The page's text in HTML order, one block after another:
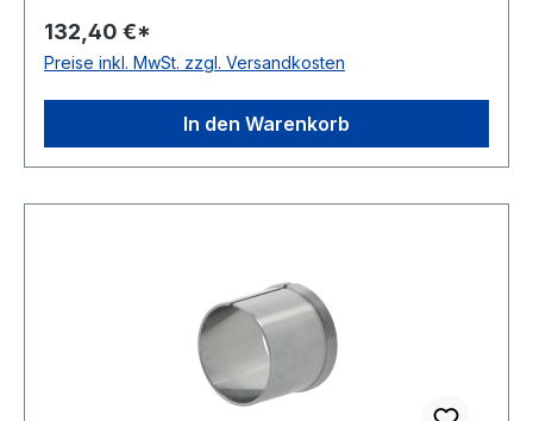
01:12
132,40 €*
Preise inkl. MwSt. zzgl. Versandkosten
In den Warenkorb